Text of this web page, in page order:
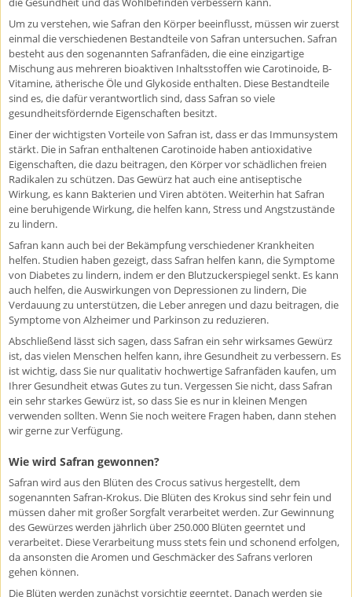
Um zu verstehen, wie Safran den Körper beeinflusst, müssen wir zuerst
einmal die verschiedenen Bestandteile von Safran untersuchen. Safran
besteht aus den sogenannten Safranfäden, die eine einzigartige
Mischung aus mehreren bioaktiven Inhaltsstoffen wie Carotinoide, B-
Vitamine, ätherische Öle und Glykoside enthalten. Diese Bestandteile
sind es, die dafür verantwortlich sind, dass Safran so viele
gesundheitsfördernde Eigenschaften besitzt.
Einer der wichtigsten Vorteile von Safran ist, dass er das Immunsystem
stärkt. Die in Safran enthaltenen Carotinoide haben antioxidative
Eigenschaften, die dazu beitragen, den Körper vor schädlichen freien
Radikalen zu schützen. Das Gewürz hat auch eine antiseptische
Wirkung, es kann Bakterien und Viren abtöten. Weiterhin hat Safran
eine beruhigende Wirkung, die helfen kann, Stress und Angstzustände
zu lindern.
Safran kann auch bei der Bekämpfung verschiedener Krankheiten
helfen. Studien haben gezeigt, dass Safran helfen kann, die Symptome
von Diabetes zu lindern, indem er den Blutzuckerspiegel senkt. Es kann
auch helfen, die Auswirkungen von Depressionen zu lindern, Die
Verdauung zu unterstützen, die Leber anregen und dazu beitragen, die
Symptome von Alzheimer und Parkinson zu reduzieren.
Abschließend lässt sich sagen, dass Safran ein sehr wirksames Gewürz
ist, das vielen Menschen helfen kann, ihre Gesundheit zu verbessern. Es
ist wichtig, dass Sie nur qualitativ hochwertige Safranfäden kaufen, um
Ihrer Gesundheit etwas Gutes zu tun. Vergessen Sie nicht, dass Safran
ein sehr starkes Gewürz ist, so dass Sie es nur in kleinen Mengen
verwenden sollten. Wenn Sie noch weitere Fragen haben, dann stehen
wir gerne zur Verfügung.
Wie wird Safran gewonnen?
Safran wird aus den Blüten des Crocus sativus hergestellt, dem
sogenannten Safran-Krokus. Die Blüten des Krokus sind sehr fein und
müssen daher mit großer Sorgfalt verarbeitet werden. Zur Gewinnung
des Gewürzes werden jährlich über 250.000 Blüten geerntet und
verarbeitet. Diese Verarbeitung muss stets fein und schonend erfolgen,
da ansonsten die Aromen und Geschmäcker des Safrans verloren
gehen können.
Die Blüten werden zunächst vorsichtig geerntet. Danach werden sie